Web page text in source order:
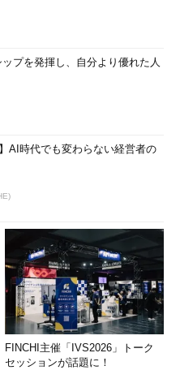
トを表示する）
きのデフォルトフォントを
にデフォルトのフォントを
目次に戻る
プを発揮し、自分より優れた人
AI時代でも変わらない経営者の
FINCHI主催「IVS2026」トーク
セッションが話題に！